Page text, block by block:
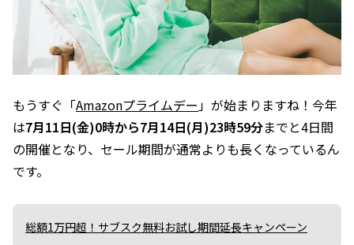
もうすぐ「Amazonプライムデー」が始まりますね！今年
は7月11日(金)0時から7月14日(月)23時59分までと4日間
の開催となり、セール期間が通常よりも長くなっているん
です。
総額1万円超！サブスク無料お試し期間延長キャンペーン